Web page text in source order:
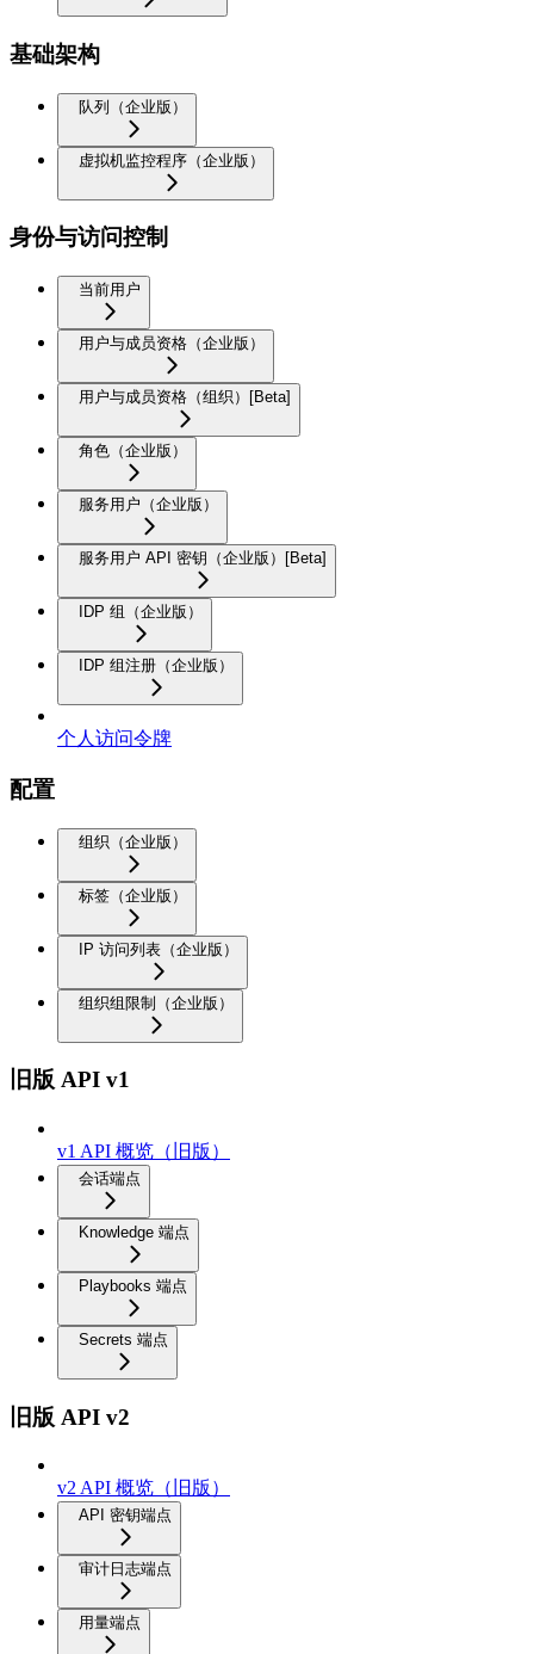
基础架构
队列（企业版）
虚拟机监控程序（企业版）
身份与访问控制
当前用户
用户与成员资格（企业版）
用户与成员资格（组织）[Beta]
角色（企业版）
服务用户（企业版）
服务用户 API 密钥（企业版）[Beta]
IDP 组（企业版）
IDP 组注册（企业版）
个人访问令牌
配置
组织（企业版）
标签（企业版）
IP 访问列表（企业版）
组织组限制（企业版）
旧版 API v1
v1 API 概览（旧版）
会话端点
Knowledge 端点
Playbooks 端点
Secrets 端点
旧版 API v2
v2 API 概览（旧版）
API 密钥端点
审计日志端点
用量端点